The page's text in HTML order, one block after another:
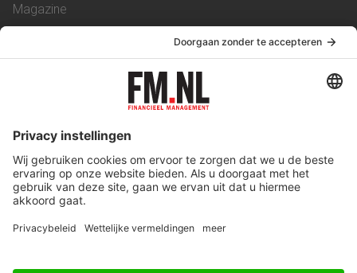
Magazine
Service & Contact
Werken bij ons
Privacy Statement
Algemene Voorwaarden